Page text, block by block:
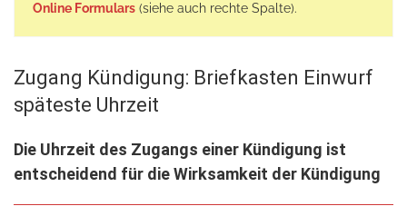
Online Formulars (siehe auch rechte Spalte).
Zugang Kündigung: Briefkasten Einwurf
späteste Uhrzeit
Die Uhrzeit des Zugangs einer Kündigung ist
entscheidend für die Wirksamkeit der Kündigung